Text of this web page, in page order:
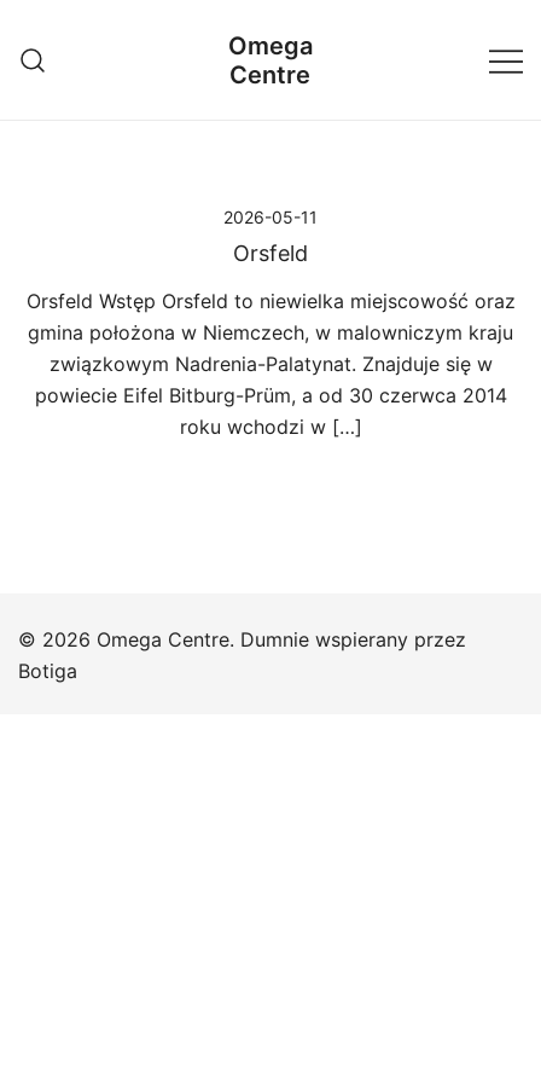
treści
Omega
Centre
2026-05-11
Orsfeld
Orsfeld Wstęp Orsfeld to niewielka miejscowość oraz
gmina położona w Niemczech, w malowniczym kraju
związkowym Nadrenia-Palatynat. Znajduje się w
powiecie Eifel Bitburg-Prüm, a od 30 czerwca 2014
roku wchodzi w […]
© 2026 Omega Centre. Dumnie wspierany przez
Botiga